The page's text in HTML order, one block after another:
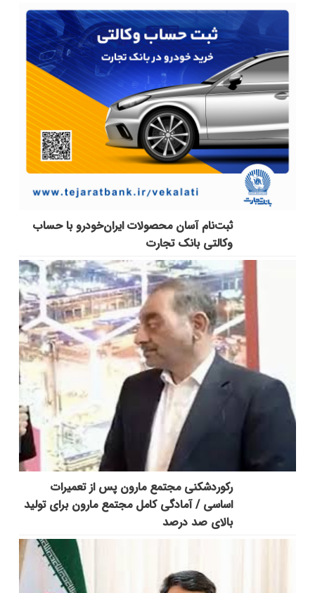
ثبت‌نام آسان محصولات ایران‌خودرو با حساب
وکالتی بانک تجارت
رکوردشکنی مجتمع مارون پس از تعمیرات
اساسی / آمادگی کامل مجتمع مارون برای تولید
بالای صد درصد